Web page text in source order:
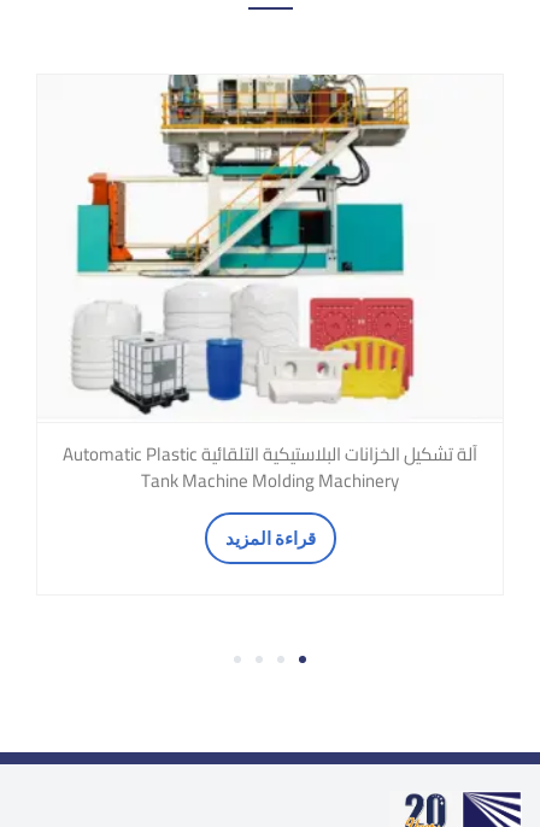
آلة تشكيل الخزانات البلاستيكية التلقائية Automatic Plastic
Tank Machine Molding Machinery
قراءة المزيد
1
2
3
4